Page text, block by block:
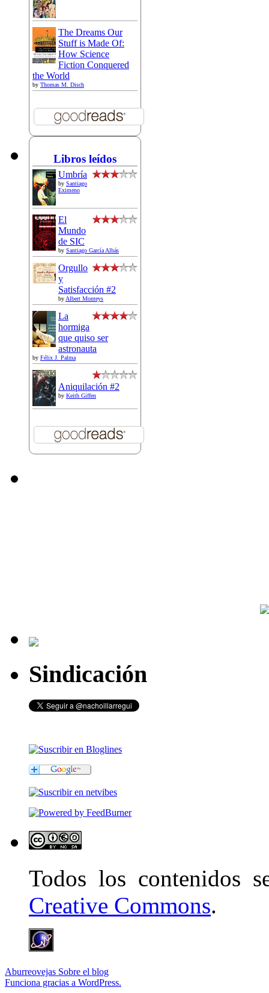
The Dreams Our
Stuff is Made Of:
How Science
Fiction Conquered
the World
by Thomas M. Disch
Libros leídos
Umbría
by Santiago
Eximeno
El
Mundo
de SIC
by Santiago García Albás
Orgullo
y
Satisfacción #2
by Albert Monteys
La
hormiga
que quiso ser
astronauta
by Félix J. Palma
Aniquilación #2
by Keith Giffen
Sindicación
Todos los contenidos
Creative Commons.
Aburreovejas Sobre el blog
Funciona gracias a WordPress.